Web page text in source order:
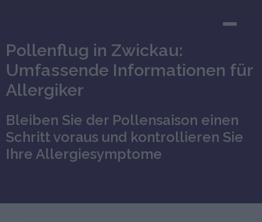
Pollenflug in Zwickau:
Umfassende Informationen für
Allergiker
Bleiben Sie der Pollensaison einen
Schritt voraus und kontrollieren Sie
Ihre Allergiesymptome